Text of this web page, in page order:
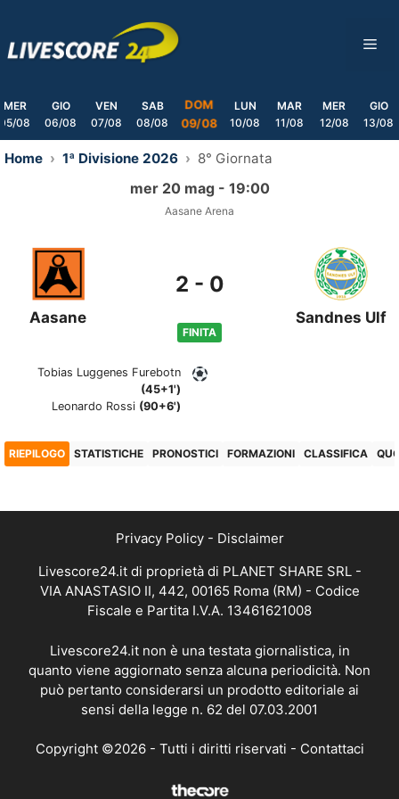
content
MER
05/08
GIO
06/08
VEN
07/08
SAB
08/08
DOM
09/08
LUN
10/08
MAR
11/08
MER
12/08
GIO
13/08
Home 1ª Divisione 2026 8° Giornata
mer 20 mag - 19:00
Aasane Arena
Aasane
2 - 0
FINITA
Sandnes Ulf
Tobias Luggenes Furebotn
(45+1')
Leonardo Rossi (90+6')
RIEPILOGO STATISTICHE PRONOSTICI FORMAZIONI CLASSIFICA
Privacy Policy- Disclaimer
Livescore24.it di proprietà di PLANET SHARE SRL -
VIA ANASTASIO II, 442, 00165 Roma (RM) - Codice
Fiscale e Partita I.V.A. 13461621008
Livescore24.it non è una testata giornalistica, in
quanto viene aggiornato senza alcuna periodicità. Non
può pertanto considerarsi un prodotto editoriale ai
sensi della legge n. 62 del 07.03.2001
Copyright ©2026 - Tutti i diritti riservati - Contattaci